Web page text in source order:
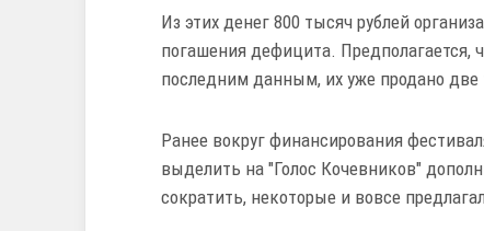
Из этих денег 800 тысяч рублей
погашения дефицита. Предполагается,
последним данным, их уже продано две
Ранее вокруг финансирования
выделить на "Голос Кочевников"
сократить, некоторые и вовсе